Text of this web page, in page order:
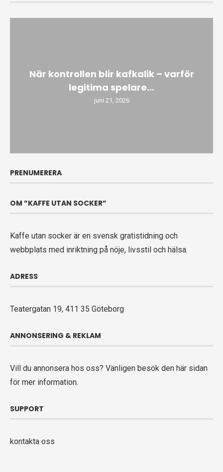
När kontrollen blir kafkalik – varför
legitima spelare...
juni 21, 2026
PRENUMERERA
OM ”KAFFE UTAN SOCKER”
Kaffe utan socker är en svensk gratistidning och
webbplats med inriktning på nöje, livsstil och hälsa.
ADRESS
Teatergatan 19, 411 35 Göteborg
ANNONSERING & REKLAM
Vill du annonsera hos oss? Vänligen besök den här sidan
för mer information.
SUPPORT
kontakta oss